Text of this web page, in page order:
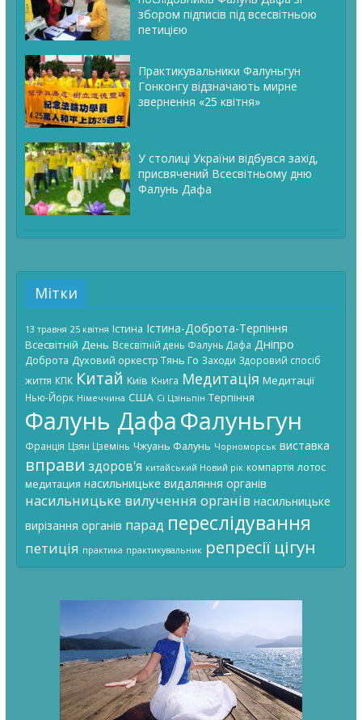
збором підписів під всесвітньою
петицією
Практикувальники Фалуньгун
Гонконгу відзначають мирне
звернення «25 квітня»
У столиці України відбувся захід,
присвячений Всесвітньому дню
Фалунь Дафа
Мітки
13 травня 25 квітня Істина Істина-Доброта-Терпіння
Всесвітній День Всесвітній день Фалунь Дафа Дніпро
Доброта Духовий оркестр Тянь Го Заходи Здоровий спосіб
життя КПК Китай Київ Книга Медитація Медитації
Нью-Йорк Німеччина США Сі Цзіньпін Терпіння
Фалунь ДафаФалуньгун
Франція Цзян Цземінь Чжуань Фалунь Чорноморськ виставка
вправи здоров'я китайський Новий рік компартія лотос
медитация насильницьке видаляння органів
насильницьке вилучення органів насильницьке
вирізання органів парад переслідування
петиція практика практикувальник репресії цігун